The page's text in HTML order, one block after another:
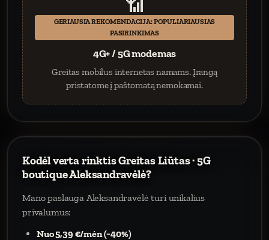
📶
GERIAUSIA REKOMENDACIJA: POPULIARIAUSIAS
PASIRINKIMAS
4G+ / 5G modemas
Greitas mobilus internetas namams. Įrangą
pristatome į paštomatą nemokamai.
Kodėl verta rinktis Greitas Liūtas · 5G
boutique Aleksandravėlė?
Mano paslauga Aleksandravėlė turi unikalius
privalumus:
Nuo 5,39 €/mėn (−40%)